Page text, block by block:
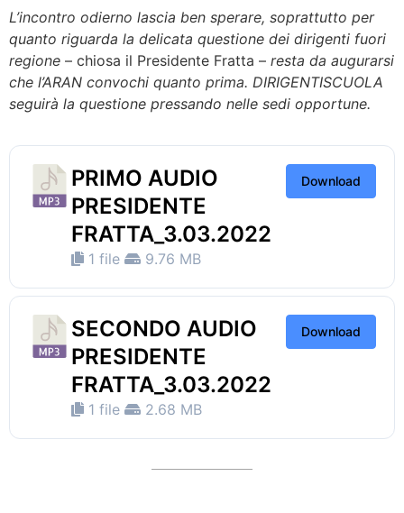
L’incontro odierno lascia ben sperare, soprattutto per
quanto riguarda la delicata questione dei dirigenti fuori
regione – chiosa il Presidente Fratta­ – resta da augurarsi
che l’ARAN convochi quanto prima. DIRIGENTISCUOLA
seguirà la questione pressando nelle sedi opportune.
PRIMO AUDIO
PRESIDENTE
FRATTA_3.03.2022
1 file 9.76 MB
Download
SECONDO AUDIO
PRESIDENTE
FRATTA_3.03.2022
1 file 2.68 MB
Download